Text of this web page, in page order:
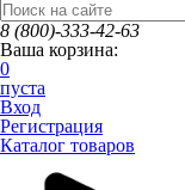
8 (800)-333-42-63
Ваша корзина:
0
пуста
Вход
Регистрация
Каталог товаров